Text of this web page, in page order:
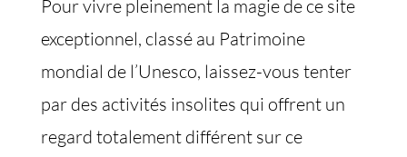
Pour vivre pleinement la magie de ce site
exceptionnel, classé au Patrimoine
mondial de l’Unesco, laissez-vous tenter
par des activités insolites qui offrent un
regard totalement différent sur ce